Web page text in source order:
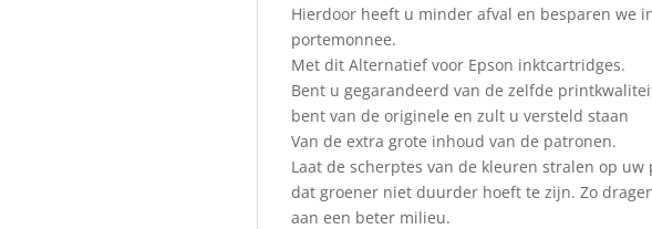
Hierdoor heeft u minder afval en besparen we
portemonnee.
Met dit Alternatief voor Epson inktcartridges.
Bent u gegarandeerd van de zelfde
bent van de originele en zult u versteld staan
Van de extra grote inhoud van de patronen.
Laat de scherptes van de kleuren stralen op uw
dat groener niet duurder hoeft te zijn. Zo
aan een beter milieu.